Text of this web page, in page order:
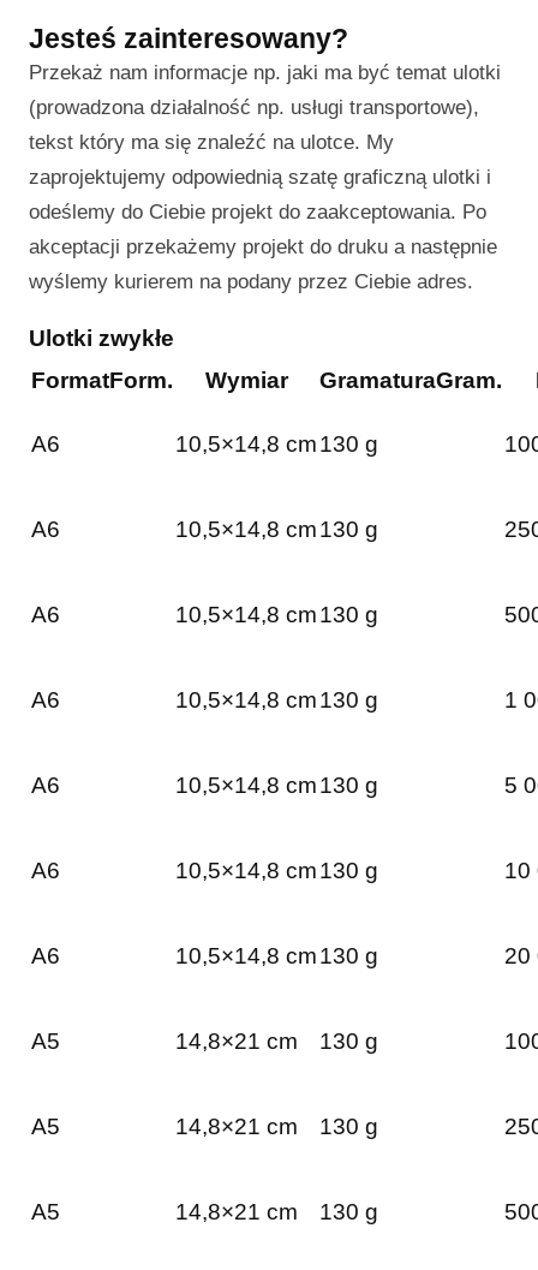
Jesteś zainteresowany?
Przekaż nam informacje np. jaki ma być temat ulotki
(prowadzona działalność np. usługi transportowe),
tekst który ma się znaleźć na ulotce. My
zaprojektujemy odpowiednią szatę graficzną ulotki i
odeślemy do Ciebie projekt do zaakceptowania. Po
akceptacji przekażemy projekt do druku a następnie
wyślemy kurierem na podany przez Ciebie adres.
Ulotki zwykłe
FormatForm. Wymiar GramaturaGram.
A6 10,5×14,8 cm130 g
A6 10,5×14,8 cm130 g
A6 10,5×14,8 cm130 g
A6 10,5×14,8 cm130 g 1
A6 10,5×14,8 cm130 g 5
A6 10,5×14,8 cm130 g 10
A6 10,5×14,8 cm130 g 20
A5 14,8×21 cm 130 g
A5 14,8×21 cm 130 g
A5 14,8×21 cm 130 g